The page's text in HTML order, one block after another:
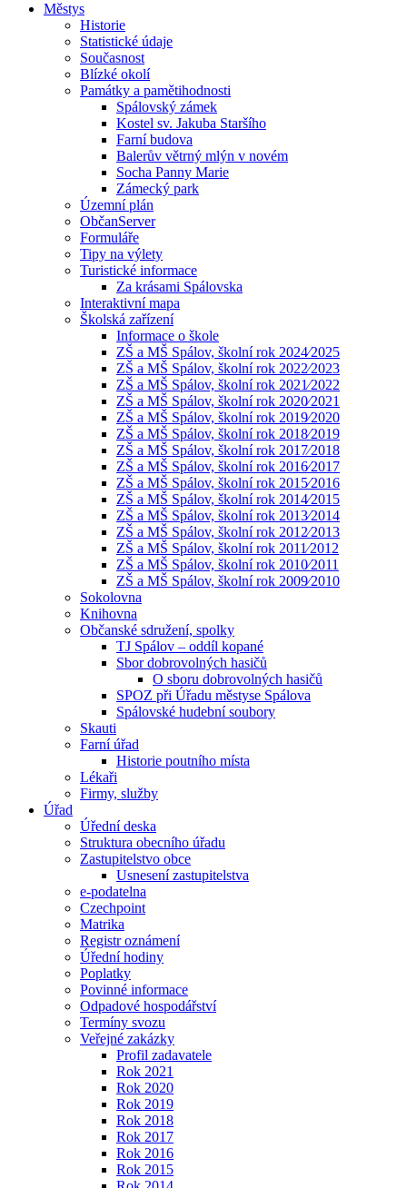
Městys
Historie
Statistické údaje
Současnost
Blízké okolí
Památky a pamětihodnosti
Spálovský zámek
Kostel sv. Jakuba Staršího
Farní budova
Balerův větrný mlýn v novém
Socha Panny Marie
Zámecký park
Územní plán
ObčanServer
Formuláře
Tipy na výlety
Turistické informace
Za krásami Spálovska
Interaktivní mapa
Školská zařízení
Informace o škole
ZŠ a MŠ Spálov, školní rok 2024⁄2025
ZŠ a MŠ Spálov, školní rok 2022⁄2023
ZŠ a MŠ Spálov, školní rok 2021⁄2022
ZŠ a MŠ Spálov, školní rok 2020⁄2021
ZŠ a MŠ Spálov, školní rok 2019⁄2020
ZŠ a MŠ Spálov, školní rok 2018⁄2019
ZŠ a MŠ Spálov, školní rok 2017⁄2018
ZŠ a MŠ Spálov, školní rok 2016⁄2017
ZŠ a MŠ Spálov, školní rok 2015⁄2016
ZŠ a MŠ Spálov, školní rok 2014⁄2015
ZŠ a MŠ Spálov, školní rok 2013⁄2014
ZŠ a MŠ Spálov, školní rok 2012⁄2013
ZŠ a MŠ Spálov, školní rok 2011⁄2012
ZŠ a MŠ Spálov, školní rok 2010⁄2011
ZŠ a MŠ Spálov, školní rok 2009⁄2010
Sokolovna
Knihovna
Občanské sdružení, spolky
TJ Spálov – oddíl kopané
Sbor dobrovolných hasičů
O sboru dobrovolných hasičů
SPOZ při Úřadu městyse Spálova
Spálovské hudební soubory
Skauti
Farní úřad
Historie poutního místa
Lékaři
Firmy, služby
Úřad
Úřední deska
Struktura obecního úřadu
Zastupitelstvo obce
Usnesení zastupitelstva
e-podatelna
Czechpoint
Matrika
Registr oznámení
Úřední hodiny
Poplatky
Povinné informace
Odpadové hospodářství
Termíny svozu
Veřejné zakázky
Profil zadavatele
Rok 2021
Rok 2020
Rok 2019
Rok 2018
Rok 2017
Rok 2016
Rok 2015